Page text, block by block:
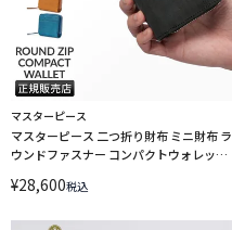
マスターピース
マスターピース 二つ折り財布 ミニ財布 ラ
ウンドファスナー コンパクトウォレット
¥28,600税込